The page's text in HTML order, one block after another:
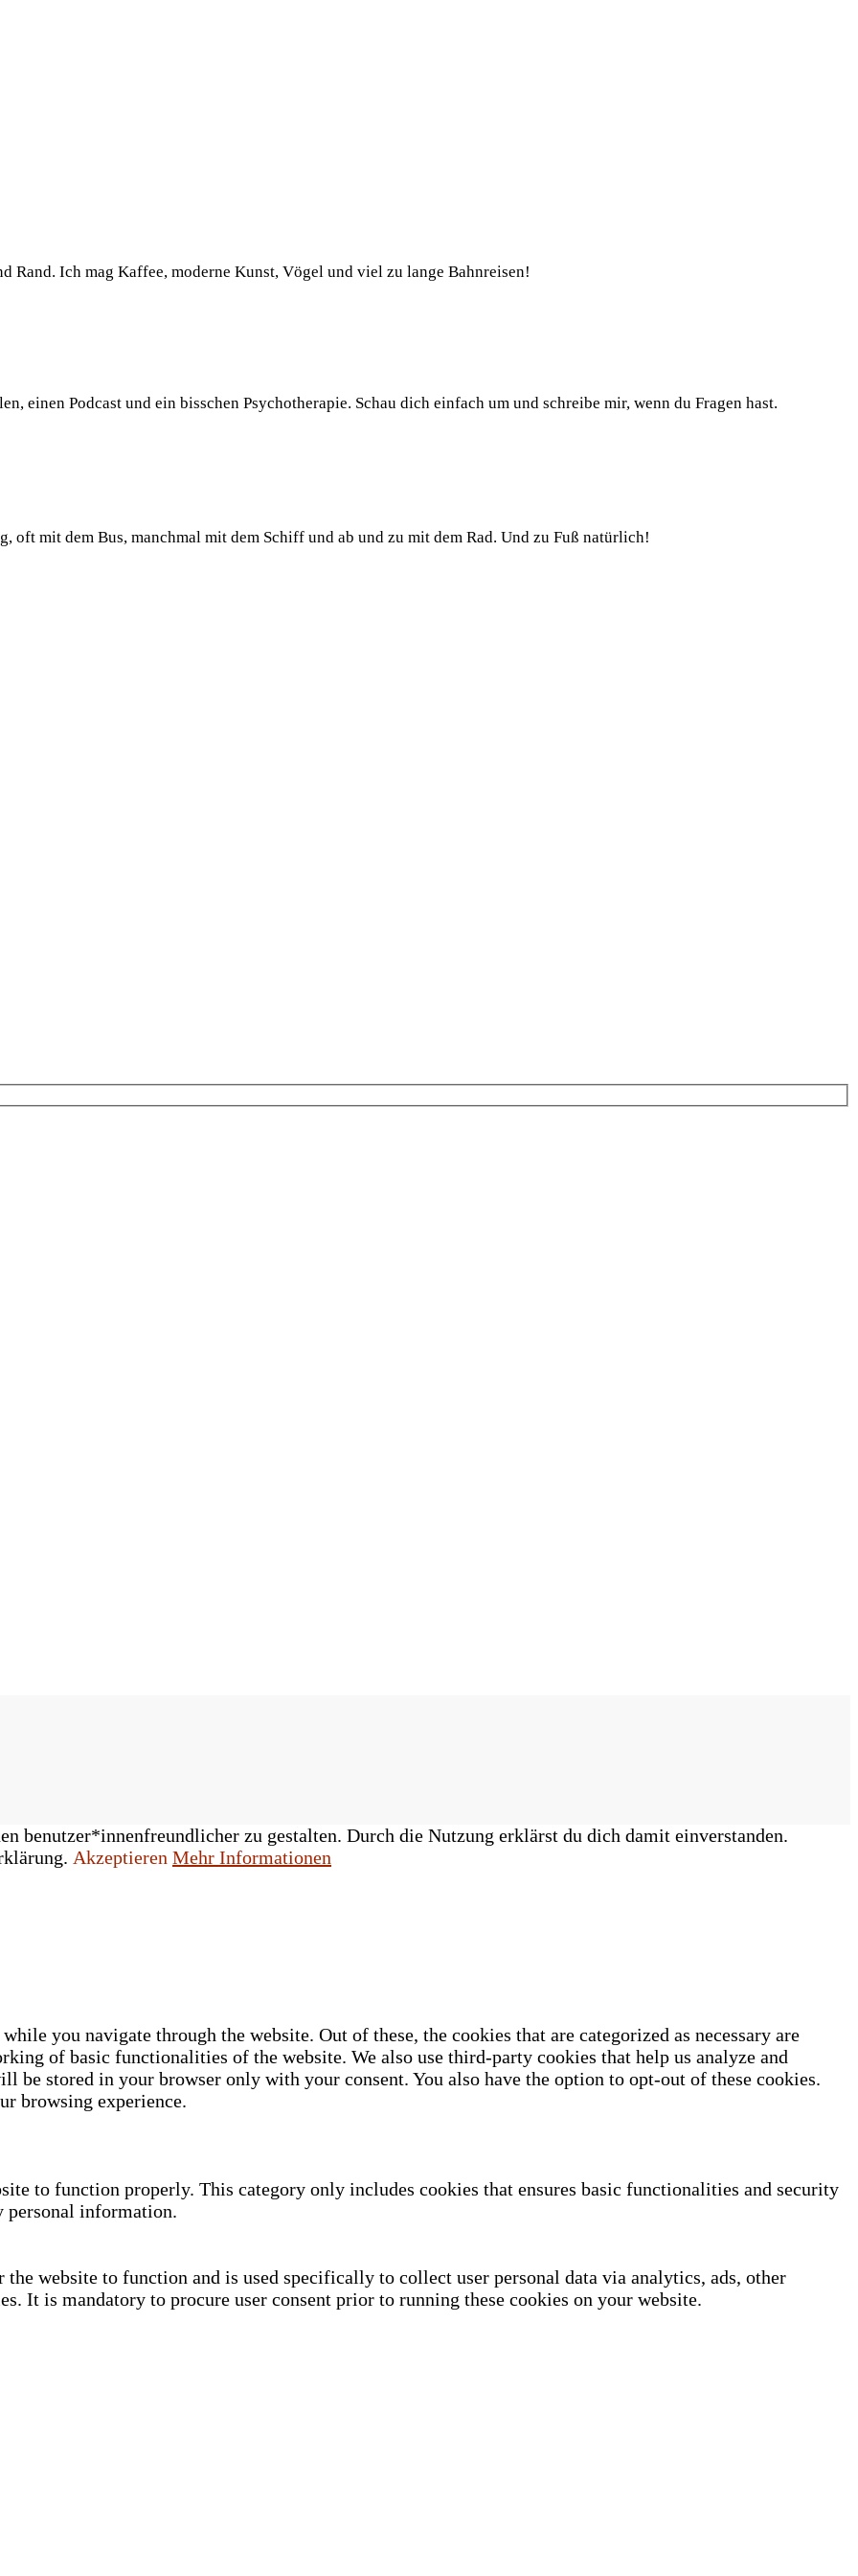
Rand. Ich mag Kaffee, moderne Kunst, Vögel und viel zu lange Bahnreisen!
einen Podcast und ein bisschen Psychotherapie. Schau dich einfach um und schreibe mir, wenn du Fragen hast.
oft mit dem Bus, manchmal mit dem Schiff und ab und zu mit dem Rad. Und zu Fuß natürlich!
benutzer*innenfreundlicher zu gestalten. Durch die Nutzung erklärst du dich damit einverstanden.
Akzeptieren Mehr Informationen
you navigate through the website. Out of these, the cookies that are categorized as necessary are
of basic functionalities of the website. We also use third-party cookies that help us analyze and
be stored in your browser only with your consent. You also have the option to opt-out of these cookies.
browsing experience.
to function properly. This category only includes cookies that ensures basic functionalities and security
personal information.
website to function and is used specifically to collect user personal data via analytics, ads, other
It is mandatory to procure user consent prior to running these cookies on your website.